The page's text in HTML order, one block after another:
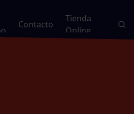
Contacto
Tienda
Online